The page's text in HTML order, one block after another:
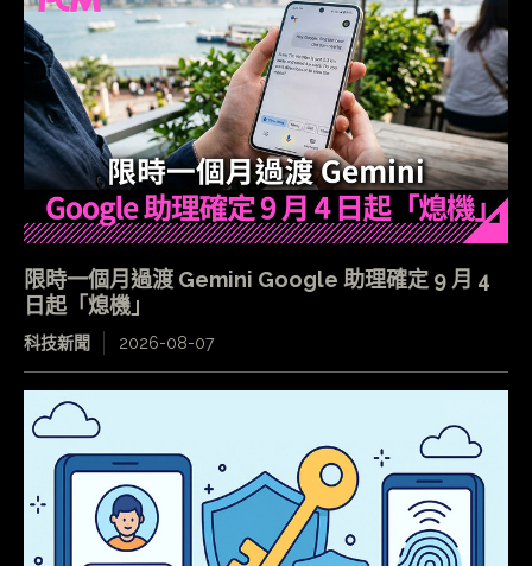
限時一個月過渡 Gemini Google 助理確定 9 月 4
日起「熄機」
科技新聞 2026-08-07